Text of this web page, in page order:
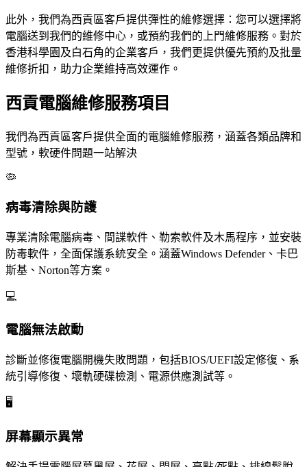
此外，我們為西貢區客戶提供彈性的維修選擇：您可以選擇將
電腦送到我們的維修中心，或預約我們的上門維修服務。對於
香港科學園及白石角的企業客戶，我們更提供優先預約及批量
維修折扣，助力企業維持高效運作。
西貢電腦維修服務項目
我們為西貢區客戶提供全面的電腦維修服務，涵蓋各類品牌和
型號，軟硬件問題一站解決
🦠
病毒清除與防護
專業清除電腦病毒、間諜軟件、勒索軟件及木馬程序，並安裝
防毒軟件，全面保護系統安全。涵蓋Windows Defender、卡巴
斯基、Norton等方案。
💻
電腦無法啟動
診斷並修復電腦開機失敗問題，包括BIOS/UEFI設定修復、系
統引導修復、壞軌硬碟檢測、電源供應測試等。
🖥️
屏幕顯示異常